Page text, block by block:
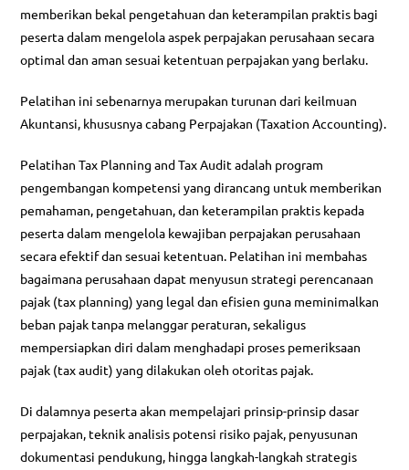
memberikan bekal pengetahuan dan keterampilan praktis bagi
peserta dalam mengelola aspek perpajakan perusahaan secara
optimal dan aman sesuai ketentuan perpajakan yang berlaku.
Pelatihan ini sebenarnya merupakan turunan dari keilmuan
Akuntansi, khususnya cabang Perpajakan (Taxation Accounting).
Pelatihan Tax Planning and Tax Audit adalah program
pengembangan kompetensi yang dirancang untuk memberikan
pemahaman, pengetahuan, dan keterampilan praktis kepada
peserta dalam mengelola kewajiban perpajakan perusahaan
secara efektif dan sesuai ketentuan. Pelatihan ini membahas
bagaimana perusahaan dapat menyusun strategi perencanaan
pajak (tax planning) yang legal dan efisien guna meminimalkan
beban pajak tanpa melanggar peraturan, sekaligus
mempersiapkan diri dalam menghadapi proses pemeriksaan
pajak (tax audit) yang dilakukan oleh otoritas pajak.
Di dalamnya peserta akan mempelajari prinsip-prinsip dasar
perpajakan, teknik analisis potensi risiko pajak, penyusunan
dokumentasi pendukung, hingga langkah-langkah strategis